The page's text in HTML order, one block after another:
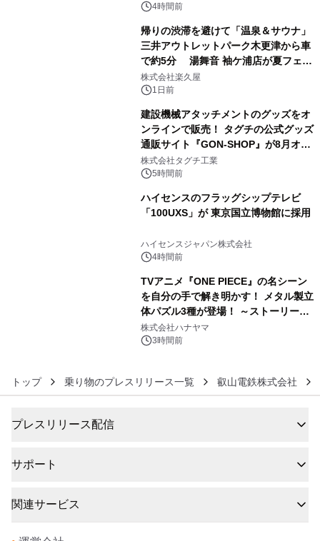
ぐっと豊かに
4時間前
帰りの渋滞を避けて「温泉＆サウナ」
三井アウトレットパーク木更津から車
で約5分 湯舞音 袖ケ浦店が夏フェア
メニューを提供
株式会社楽久屋
1日前
建設機械アタッチメントのグッズをオ
ンラインで販売！ タグチの公式グッズ
通販サイト『GON-SHOP』が8月オー
プン
株式会社タグチ工業
5時間前
ハイセンスのフラッグシップテレビ
「100UXS」が 東京国立博物館に採用
ハイセンスジャパン株式会社
4時間前
TVアニメ『ONE PIECE』の名シーン
を自分の手で解き明かす！ メタル製立
体パズル3種が登場！ ～ストーリーと
ギミックが融合した 大人の体験型パズ
ルが8月7日(金)12時より先行予約受付
株式会社ハナヤマ
3時間前
トップ 乗り物のプレスリリース一覧 叡山電鉄株式会社
プレスリリース配信
サポート
関連サービス